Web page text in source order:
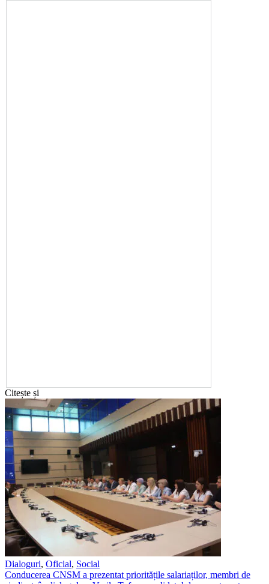
Citește și
Dialoguri, Oficial, Social
Conducerea CNSM a prezentat prioritățile salariaților, membri de